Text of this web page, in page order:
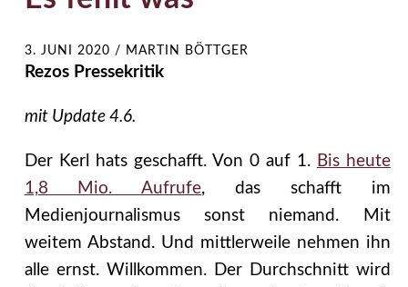
3. JUNI 2020 / MARTIN BÖTTGER
Rezos Pressekritik
mit Update 4.6.
Der Kerl hats geschafft. Von 0 auf 1. Bis heute
1,8 Mio. Aufrufe, das schafft im
Medienjournalismus sonst niemand. Mit
weitem Abstand. Und mittlerweile nehmen ihn
alle ernst. Willkommen. Der Durchschnitt wird